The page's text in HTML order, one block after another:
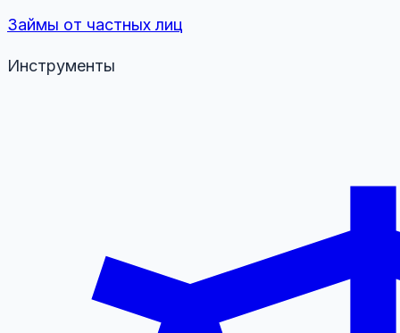
Займы от частных лиц
Инструменты